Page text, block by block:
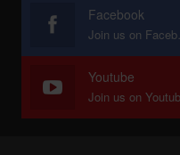
Facebook
Youtube
Join us on